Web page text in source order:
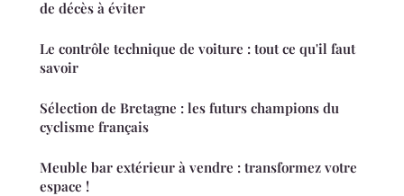
de décès à éviter
Le contrôle technique de voiture : tout ce qu'il faut
savoir
Sélection de Bretagne : les futurs champions du
cyclisme français
Meuble bar extérieur à vendre : transformez votre
espace !